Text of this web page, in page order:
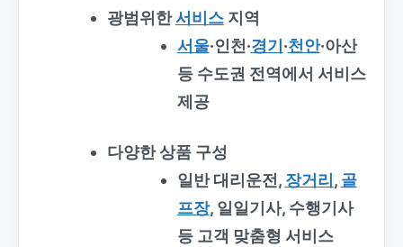
광범위한서비스지역
서울·인천·경기 ·천안·아산
등 수도권 전역에서 서비스
제공
다양한 상품 구성
일반 대리운전, 장거리 , 골
프장, 일일기사, 수행기사
등 고객 맞춤형 서비스